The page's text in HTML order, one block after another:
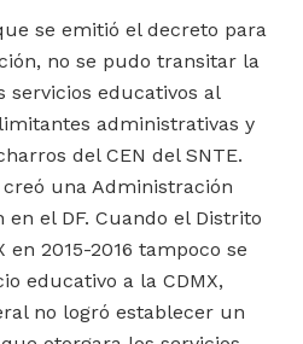
se emitió el decreto para
no se pudo transitar la
servicios educativos al
administrativas y
del CEN del SNTE.
una Administración
el DF. Cuando el Distrito
en 2015-2016 tampoco se
educativo a la CDMX,
no logró establecer un